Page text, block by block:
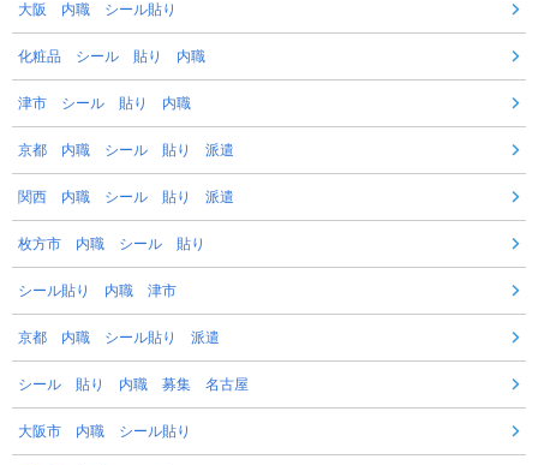
大阪 内職 シール貼り
化粧品 シール 貼り 内職
津市 シール 貼り 内職
京都 内職 シール 貼り 派遣
関西 内職 シール 貼り 派遣
枚方市 内職 シール 貼り
シール貼り 内職 津市
京都 内職 シール貼り 派遣
シール 貼り 内職 募集 名古屋
大阪市 内職 シール貼り